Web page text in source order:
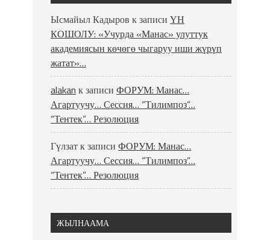
Ысмайыл Кадыров к записи ҮН
КОШОЛУ: «Учурда «Манас» улуттук
академиясын көчөгө чыгаруу иши жүрүп
жатат»…
alakan к записи ФОРУМ: Манас…
Агартуучу… Сессия… “Тилимпоз”…
“Тентек”… Резолюция
Гүлзатк записи ФОРУМ: Манас…
Агартуучу… Сессия… “Тилимпоз”…
“Тентек”… Резолюция
ЖЫЛНААМА